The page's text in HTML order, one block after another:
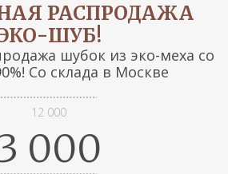
РАСПРОДАЖА
ШУБ!
шубок из эко-меха со
Со склада в Москве
12 000
000